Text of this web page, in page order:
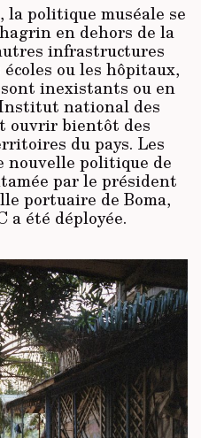
politique muséale se
en dehors de la
infrastructures
ou les hôpitaux,
inexistants ou en
national des
ouvrir bientôt des
du pays. Les
nouvelle politique de
par le président
portuaire de Boma,
a été déployée.